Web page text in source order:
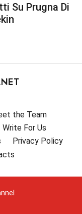
Su Prugna Di
the Team
Write For Us
Privacy Policy